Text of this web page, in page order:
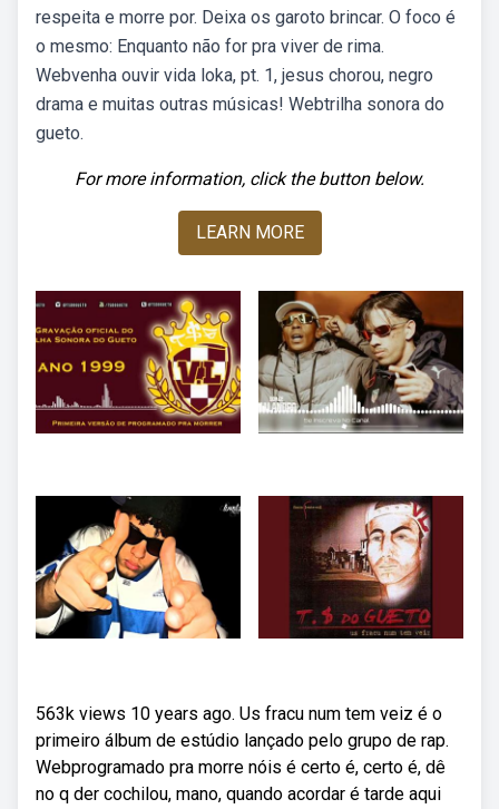
respeita e morre por. Deixa os garoto brincar. O foco é
o mesmo: Enquanto não for pra viver de rima.
Webvenha ouvir vida loka, pt. 1, jesus chorou, negro
drama e muitas outras músicas! Webtrilha sonora do
gueto.
For more information, click the button below.
LEARN MORE
563k views 10 years ago. Us fracu num tem veiz é o
primeiro álbum de estúdio lançado pelo grupo de rap.
Webprogramado pra morre nóis é certo é, certo é, dê
no q der cochilou, mano, quando acordar é tarde aqui